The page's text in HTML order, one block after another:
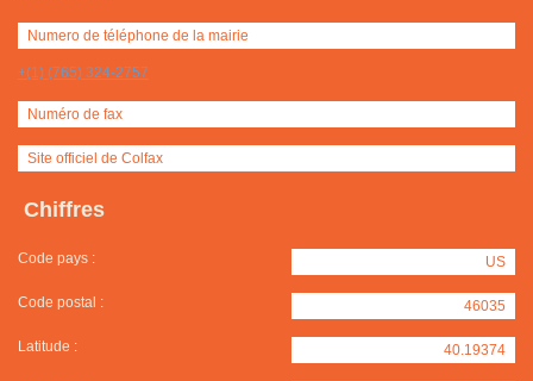
Numero de téléphone de la mairie
+(1) (765) 324-2757
Numéro de fax
Site officiel de Colfax
Chiffres
Code pays : US
Code postal : 46035
Latitude : 40.19374